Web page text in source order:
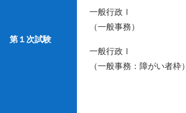
第１次試験
一般行政Ⅰ
（一般事務）
一般行政Ⅰ
（一般事務：障がい者枠）